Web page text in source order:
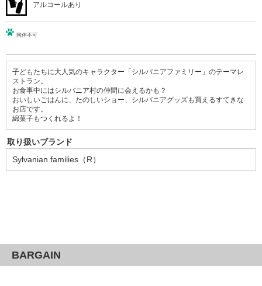
アルコールあり
同伴不可
子どもたちに大人気のキャラクター「シルバニアファミリー」のテーマレ
ストラン。
お食事中にはシルバニア村の仲間に会えるかも？
おいしいごはんに、たのしいショー、シルバニアグッズも買えるすてきな
お店です。
綿菓子もつくれるよ！
取り扱いブランド
Sylvanian families（R）
BARGAIN